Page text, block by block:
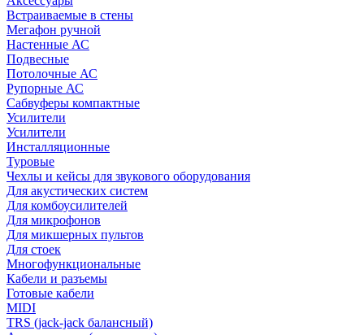
Встраиваемые в стены
Мегафон ручной
Настенные АС
Подвесные
Потолочные АС
Рупорные АС
Сабвуферы компактные
Усилители
Усилители
Инсталляционные
Туровые
Чехлы и кейсы для звукового оборудования
Для акустических систем
Для комбоусилителей
Для микрофонов
Для микшерных пультов
Для стоек
Многофункциональные
Кабели и разъемы
Готовые кабели
MIDI
TRS (jack-jack балансный)